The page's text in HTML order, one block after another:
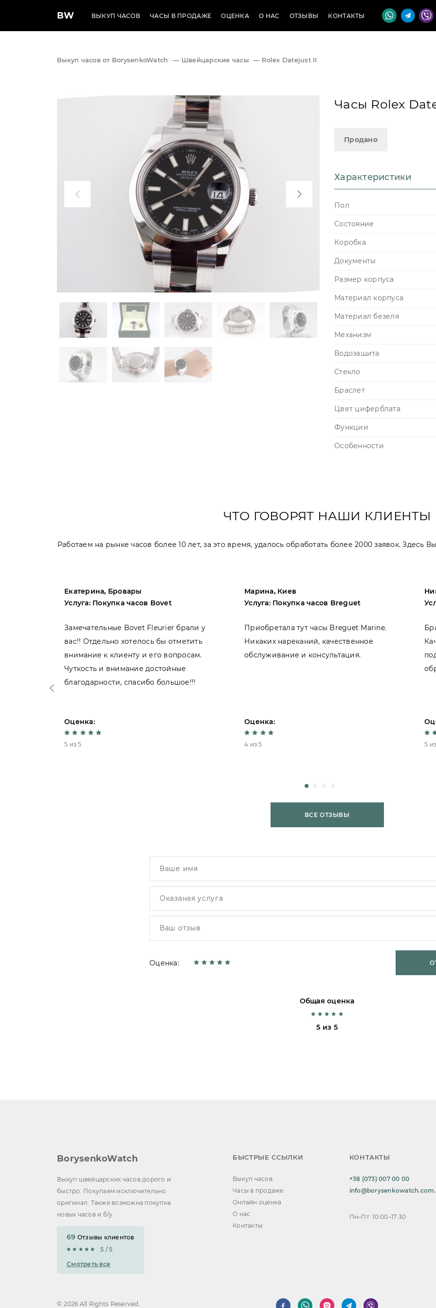
BW ВЫКУП ЧАСОВ ЧАСЫ В ПРОДАЖЕ ОЦЕНКА О НАС ОТЗЫВЫ КОНТАКТЫ
Выкуп часов от BorysenkoWatch — Швейцарские часы — Rolex Datejust II
Часы Rolex
Продано
Характеристики
Пол
Состояние
Коробка
Документы
Размер корпуса
Материал корпуса
Материал безеля
Механизм
Водозащита
Стекло
Браслет
Цвет циферблата
Функции
Особенности
ЧТО ГОВОРЯТ НАШИ КЛИЕНТЫ
Работаем на рынке часов более 10 лет, за это время, удалось обработать более 2000 заявок. Здесь
Екатерина, Бровары
Услуга: Покупка часов Bovet
Замечательные Bovet Fleurier брали у
вас!! Отдельно хотелось бы отметить
внимание к клиенту и его вопросам.
Чуткость и внимание достойные
благодарности, спасибо большое!!!
Оценка:
5 из 5
Марина, Киев
Услуга: Покупка часов Breguet
Приобретала тут часы Breguet Marine.
Никаких нареканий, качественное
обслуживание и консультация.
Оценка:
4 из 5 5
ВСЕ ОТЗЫВЫ
Оценка:
Общая оценка
5 из 5
BorysenkoWatch
Выкуп швейцарских часов дорого и
быстро. Покупаем исключительно
оригинал. Также возможна покупка
новых часов и б/у.
69 Отзывы клиентов
5 / 5
Смотреть все
БЫСТРЫЕ ССЫЛКИ
Выкуп часов
Часы в продаже
Онлайн оценка
О нас
Контакты
КОНТАКТЫ
+38 (073) 007 00 00
Пн–Пт: 10:00–17:30
© 2026 All Rights Reserved.